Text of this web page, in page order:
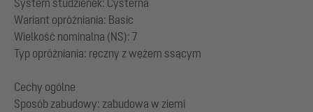
System studzienek: Cysterna
Wariant opróżniania: Basic
Wielkość nominalna (NS): 7
Typ opróżniania: ręczny z wężem ssącym
Cechy ogólne
Sposób zabudowy: zabudowa w ziemi